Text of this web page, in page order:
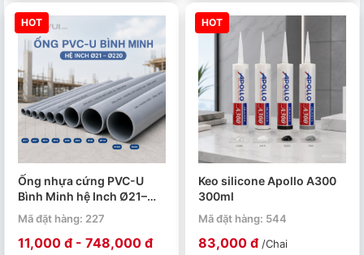
HOT
Ống nhựa cứng PVC-U
Bình Minh hệ Inch Ø21–
Ø220 PN4–PN15. Quy cách
4m/ 1 ống.
Mã đặt hàng: 227
11,000 đ - 748,000 đ
HOT
Keo silicone Apollo A300
300ml
Mã đặt hàng: 544
83,000 đ /Chai